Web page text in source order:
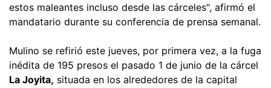
estos maleantes incluso desde las cárceles", afirmó el
mandatario durante su conferencia de prensa semanal.
Mulino se refirió este jueves, por primera vez, a la fuga
inédita de 195 presos el pasado 1 de junio de la cárcel
La Joyita, situada en los alrededores de la capital